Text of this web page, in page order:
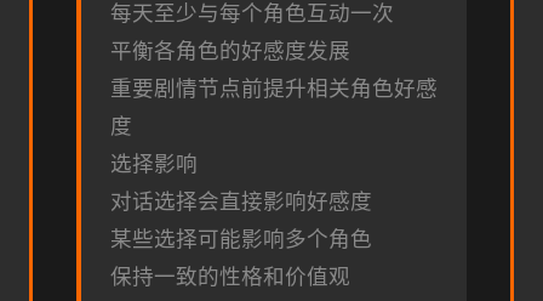
每天至少与每个角色互动一次
平衡各角色的好感度发展
重要剧情节点前提升相关角色好感
度
选择影响
对话选择会直接影响好感度
某些选择可能影响多个角色
保持一致的性格和价值观